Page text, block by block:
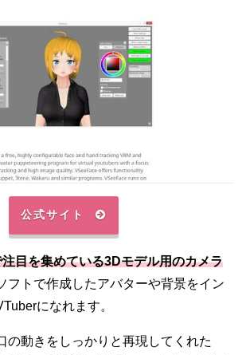
公式サイト
目を集めている3Dモデル用のカメラ
フトで作成したアバターや背景をイン
になれます。
の動きをしっかりと再現してくれた